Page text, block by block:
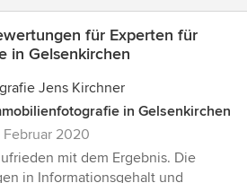
für Experten für
in Gelsenkirchen
Jens Kirchner
in Gelsenkirchen
Februar 2020
mit dem Ergebnis. Die
in Informationsgehalt und